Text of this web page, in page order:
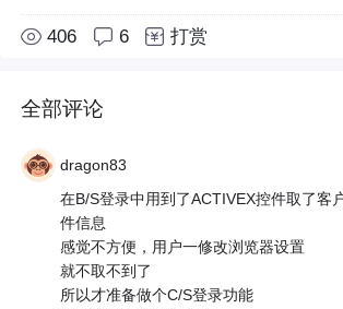
406 6 打赏
全部评论
dragon83
在B/S登录中用到了ACTIVEX控件取了客
件信息
感觉不方便，用户一修改浏览器设置
就不取不到了
所以才准备做个C/S登录功能